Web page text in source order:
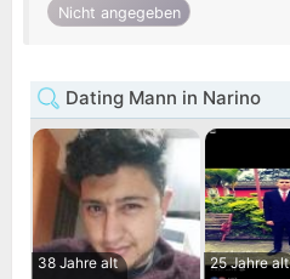
Nicht angegeben
Dating Mann in Narino
38 Jahre alt
25 Jahre alt